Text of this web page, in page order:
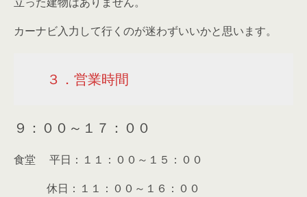
カーナビ入力して行くのが迷わずいいかと思います。
３．営業時間
９：００～１７：００
食堂 平日：１１：００～１５：００
休日：１１：００～１６：００